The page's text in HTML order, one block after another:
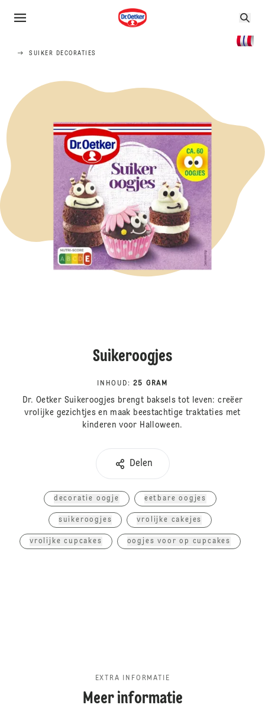
SUIKER DECORATIES
Suikeroogjes
INHOUD : 25 GRAM
Dr. Oetker Suikeroogjes brengt baksels tot leven: creëer
vrolijke gezichtjes en maak beestachtige traktaties met
kinderen voor Halloween.
Delen
decoratie oogje eetbare oogjes
suikeroogjes vrolijke cakejes
vrolijke cupcakes oogjes voor op cupcakes
EXTRA INFORMATIE
Meer informatie